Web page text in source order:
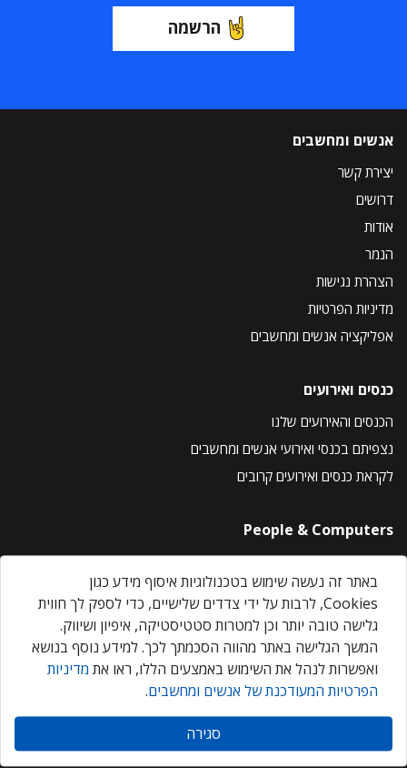
הרשמה
אנשים ומחשבים
יצירת קשר
דרושים
אודות
הנמר
הצהרת נגישות
מדיניות הפרטיות
אפליקציה אנשים ומחשבים
כנסים ואירועים
הכנסים והאירועים שלנו
נצפיתם בכנסי ואירועי אנשים ומחשבים
לקראת כנסים ואירועים קרובים
People & Computers
About Us
Privacy Policy
Contact Us
Our Events
אנשים ומחשבים © 2026 – כל הזכויות שמורות
באתר זה נעשה שימוש בטכנולוגיות איסוף מידע כגון
Cookies, לרבות על ידי צדדים שלישיים, כדי לספק לך חווית
גלישה טובה יותר וכן למטרות סטטיסטיקה, איפיון ושיווק.
המשך הגלישה באתר מהווה הסכמתך לכך. למידע נוסף בנושא
ואפשרות לנהל את השימוש באמצעים הללו, ראו את מדיניות
הפרטיות המעודכנת של אנשים ומחשבים.
סגירה